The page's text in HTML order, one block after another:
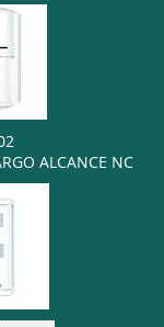
ALCANCE NC